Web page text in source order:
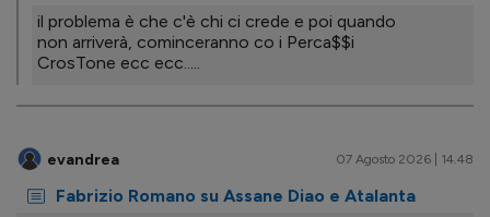
il problema è che c'è chi ci crede e poi quando
non arriverà, cominceranno co i Perca$$i
CrosTone ecc ecc.....
evandrea 07 Agosto 2026 | 14.48
Fabrizio Romano su Assane Diao e Atalanta